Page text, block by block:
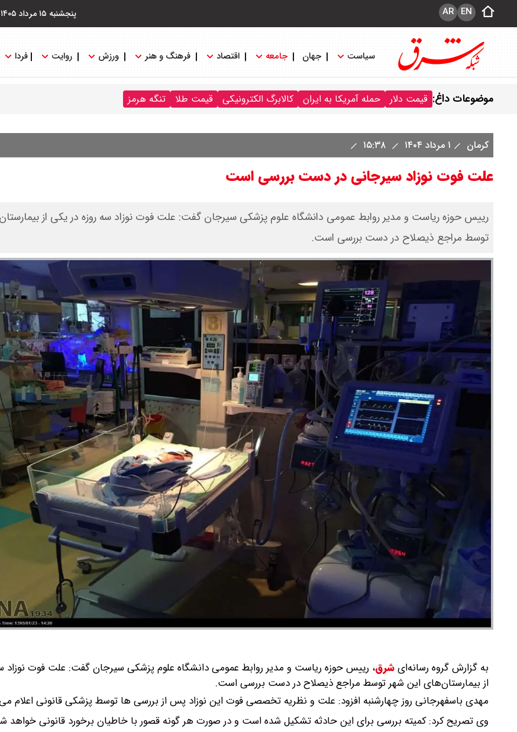
پنجشنبه ۱۵ مرداد ۱۴۰۵ EN
AR
سیاست جهان جامعه اقتصاد فرهنگ و هنر ورزش روایت فردا
موضوعات داغ: قیمت دلار حمله آمریکا به ایران کالابرگ الکترونیکی قیمت طلا تنگه هرمز
کرمان ۱ مرداد ۱۴۰۴
علت فوت نوزاد سیرجانی در دست بررسی است
رییس حوزه ریاست و مدیر روابط عمومی دانشگاه علوم پزشکی سیرجان گفت: علت فوت نوزاد سه روزه در یکی از
توسط مراجع ذیصلاح در دست بررسی است.
به گزارش گروه رسانه‌ایشرق، رییس حوزه ریاست و مدیر روابط عمومی دانشگاه علوم پزشکی سیرجان گفت: علت فوت نوزاد
از بیمارستان‌های این شهر توسط مراجع ذیصلاح در دست بررسی است.
مهدی باسفهرجانی روز چهارشنبه افزود: علت و نظریه تخصصی فوت این نوزاد پس از بررسی ها توسط پزشکی قانونی اعلام
وی تصریح کرد: کمیته بررسی برای این حادثه تشکیل شده است و در صورت هر گونه قصور با خاطیان برخورد قانونی خواهد